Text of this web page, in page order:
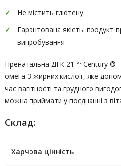
Не містить глютену
Гарантована якість: продукт
випробування
Пренатальна ДГК 21 st Century ®
омега-3 жирних кислот, яке
час вагітності та грудного
можна приймати у поєднанні з
Склад:
Харчова цінність